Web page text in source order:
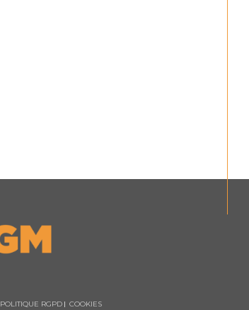
POLITIQUE RGPD COOKIES